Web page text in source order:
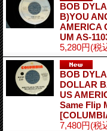
BOB
B)YOU
AMERICA
UM AS-
5,280円(税
BOB
DOLLAR
US
Same Flip
7,480円(税